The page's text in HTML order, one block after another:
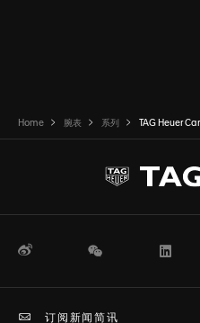
Home 腕表 系列 TAG Heuer
微博 WeChat
订阅新闻简讯